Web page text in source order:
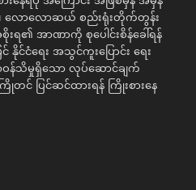
၊ လောလောဆယ် စည်းရုံးတိုက်တွန်း
းရ၏ အာဏာကို စုပေါင်းစိန်ခေါ်ရန်
နိုင်ငံရေး အသွင်ကူးပြောင်း ရေး
န်သိမှုရှိသော လုပ်ဆောင်ချက်
င် ပြင်ဆင်ထားရန် ကြိုးစားနေ